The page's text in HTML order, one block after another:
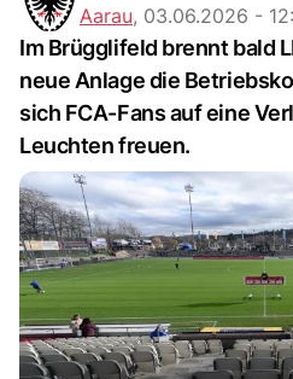
Aarau, 03.06.2026 -
Im Brügglifeld brennt bald
neue Anlage die
sich FCA-Fans auf eine
Leuchten freuen.